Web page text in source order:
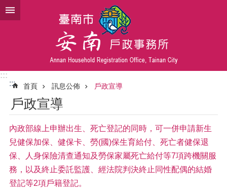
跳到主要內容區塊
:::
:::
首頁 訊息公佈 戶政宣導
戶政宣導
內政部線上申辦出生、死亡登記的同時，可一併申請新生
兒健保加保、健保卡、勞(國)保生育給付、死亡者健保退
保、人身保險清查通知及勞保家屬死亡給付等7項跨機關服
務，以及終止委託監護、經法院判決終止同性配偶的結婚
登記等2項戶籍登記。